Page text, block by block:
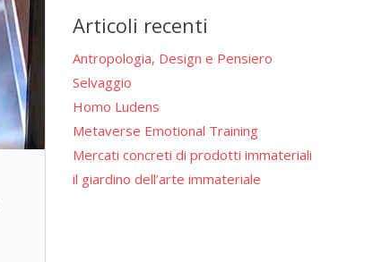
Articoli recenti
Antropologia, Design e Pensiero
Selvaggio
Homo Ludens
Metaverse Emotional Training
Mercati concreti di prodotti immateriali
il giardino dell’arte immateriale